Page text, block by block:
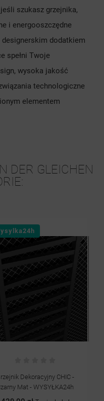
szukasz grzejnika,
i energooszczędne
dodatkiem
spełni Twoje
wysoka jakość
technologiczne
elementem
DER GLEICHEN
Dekoracyjny CHIC -
Mat - WYSYŁKA24h